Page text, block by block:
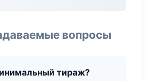
вопросы
тираж?